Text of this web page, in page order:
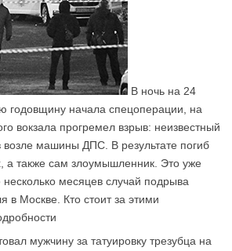
В ночь на 24
годовщину начала спецоперации, на
вокзала прогремел взрыв: неизвестный
машины ДПС. В результате погиб
а также сам злоумышленник. Это уже
несколько месяцев случай подрыва
в Москве. Кто стоит за этими
мужчину за татуировку трезубца на